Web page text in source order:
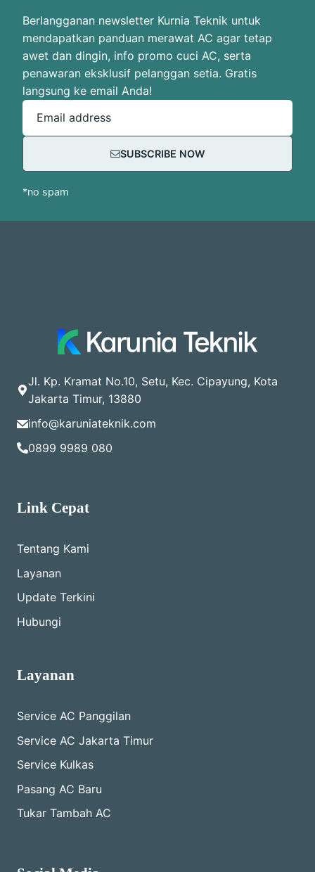
Berlangganan newsletter Kurnia Teknik untuk
mendapatkan panduan merawat AC agar tetap
awet dan dingin, info promo cuci AC, serta
penawaran eksklusif pelanggan setia. Gratis
langsung ke email Anda!
Email address
SUBSCRIBE NOW
*no spam
Jl. Kp. Kramat No.10, Setu, Kec. Cipayung, Kota
Jakarta Timur, 13880
info@karuniateknik.com
0899 9989 080
Link Cepat
Tentang Kami
Layanan
Update Terkini
Hubungi
Layanan
Service AC Panggilan
Service AC Jakarta Timur
Service Kulkas
Pasang AC Baru
Tukar Tambah AC